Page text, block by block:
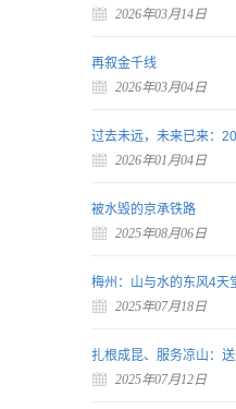
2026年03月14日
再叙金千线
2026年03月04日
过去未远，未来已来：
2026年01月04日
被水毁的京承铁路
2025年08月06日
梅州：山与水的东风4天
2025年07月18日
扎根成昆、服务凉山：
2025年07月12日